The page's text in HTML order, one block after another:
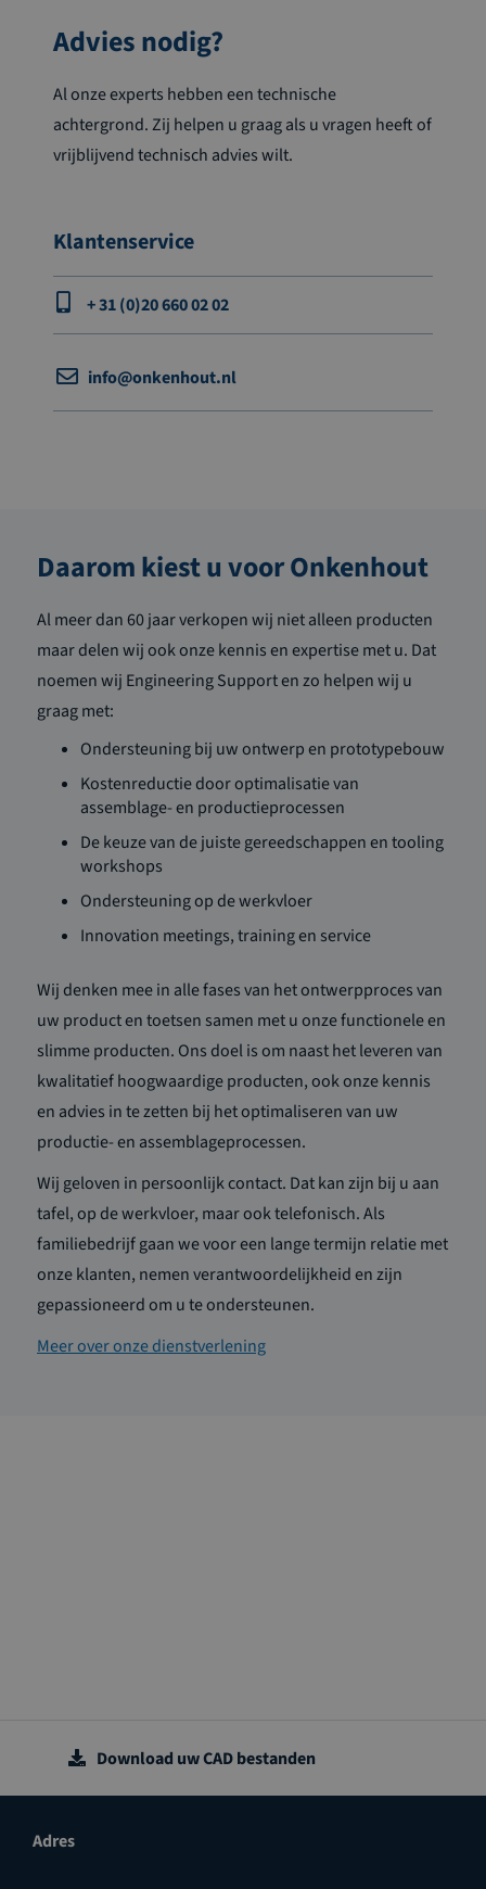
Advies nodig?
Al onze experts hebben een technische
achtergrond. Zij helpen u graag als u vragen heeft of
vrijblijvend technisch advies wilt.
Klantenservice
+ 31 (0)20 660 02 02
info@onkenhout.nl
Daarom kiest u voor Onkenhout
Al meer dan 60 jaar verkopen wij niet alleen producten
maar delen wij ook onze kennis en expertise met u. Dat
noemen wij Engineering Support en zo helpen wij u
graag met:
Ondersteuning bij uw ontwerp en prototypebouw
Kostenreductie door optimalisatie van
assemblage- en productieprocessen
De keuze van de juiste gereedschappen en tooling
workshops
Ondersteuning op de werkvloer
Innovation meetings, training en service
Wij denken mee in alle fases van het ontwerpproces van
uw product en toetsen samen met u onze functionele en
slimme producten. Ons doel is om naast het leveren van
kwalitatief hoogwaardige producten, ook onze kennis
en advies in te zetten bij het optimaliseren van uw
productie- en assemblageprocessen.
Wij geloven in persoonlijk contact. Dat kan zijn bij u aan
tafel, op de werkvloer, maar ook telefonisch. Als
familiebedrijf gaan we voor een lange termijn relatie met
onze klanten, nemen verantwoordelijkheid en zijn
gepassioneerd om u te ondersteunen.
Meer over onze dienstverlening
Download uw CAD bestanden
Adres